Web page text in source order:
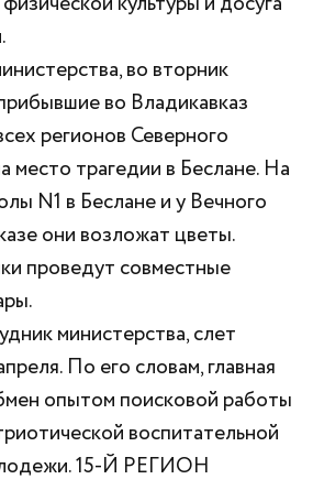
во вторник
во Владикавказ
регионов Северного
место трагедии в Беслане. На
N1 в Беслане и у Вечного
они возложат цветы.
проведут совместные
министерства, слет
По его словам, главная
опытом поисковой работы
воспитательной
15-Й РЕГИОН